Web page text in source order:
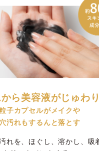
ら美容液がじゅわり
子カプセルがメイクや
汚れもするんと落とす
れを、ほぐし、溶かし、吸